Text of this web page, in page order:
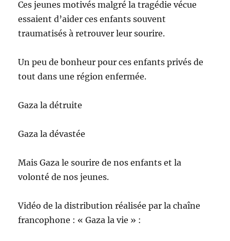
Ces jeunes motivés malgré la tragédie vécue
essaient d’aider ces enfants souvent
traumatisés à retrouver leur sourire.
Un peu de bonheur pour ces enfants privés de
tout dans une région enfermée.
Gaza la détruite
Gaza la dévastée
Mais Gaza le sourire de nos enfants et la
volonté de nos jeunes.
Vidéo de la distribution réalisée par la chaîne
francophone : « Gaza la vie » :